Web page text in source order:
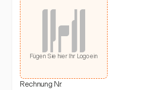
Fügen Sie hier Ihr Logo ein
Rechnung Nr.